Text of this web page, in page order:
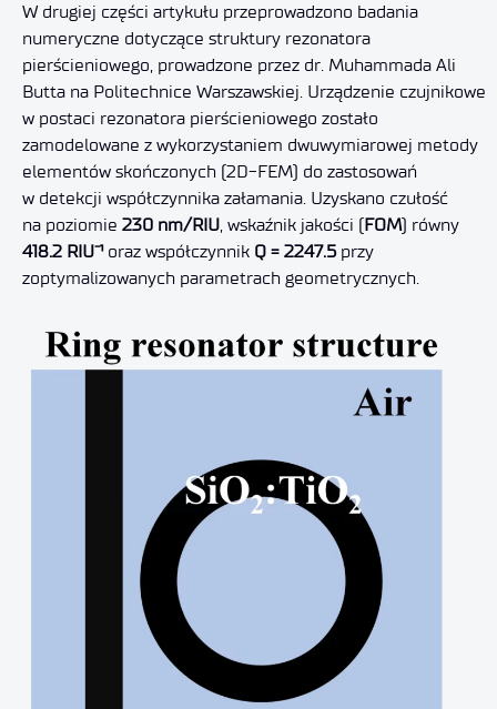
W drugiej części artykułu przeprowadzono badania
numeryczne dotyczące struktury rezonatora
pierścieniowego, prowadzone przez dr. Muhammada Ali
Butta na Politechnice Warszawskiej. Urządzenie czujnikowe
w postaci rezonatora pierścieniowego zostało
zamodelowane z wykorzystaniem dwuwymiarowej metody
elementów skończonych (2D-FEM) do zastosowań
w detekcji współczynnika załamania. Uzyskano czułość
na poziomie 230 nm/RIU, wskaźnik jakości (FOM) równy
418.2 RIU⁻¹oraz współczynnik Q = 2247.5przy
zoptymalizowanych parametrach geometrycznych.